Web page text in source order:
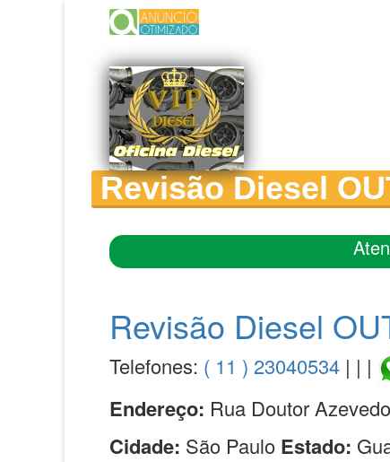
Revisão Diesel
Revisão Diesel
Telefones: ( 11 ) 23040534 | | |
Endereço: Rua Doutor
Cidade: São Paulo Estado: